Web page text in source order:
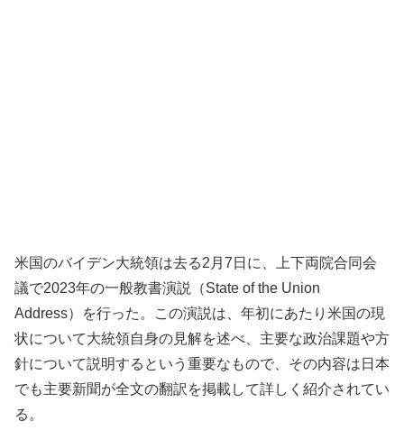
米国のバイデン大統領は去る2月7日に、上下両院合同会
議で2023年の一般教書演説（State of the Union
Address）を行った。この演説は、年初にあたり米国の現
状について大統領自身の見解を述べ、主要な政治課題や方
針について説明するという重要なもので、その内容は日本
でも主要新聞が全文の翻訳を掲載して詳しく紹介されてい
る。